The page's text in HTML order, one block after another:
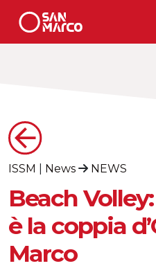
ISSM News NEWS
Beach
è la coppia
Marco